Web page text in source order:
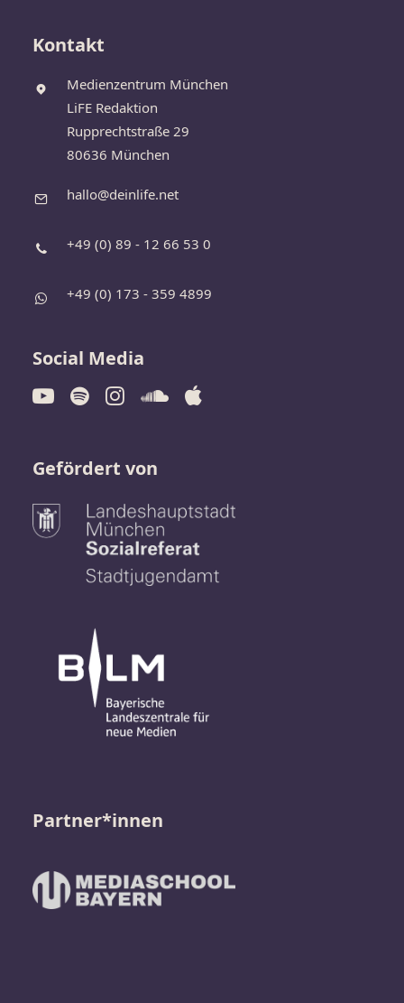
Kontakt
Medienzentrum München
LiFE Redaktion
Rupprechtstraße 29
80636 München
hallo@deinlife.net
+49 (0) 89 - 12 66 53 0
+49 (0) 173 - 359 4899
Social Media
Gefördert von
Partner*innen